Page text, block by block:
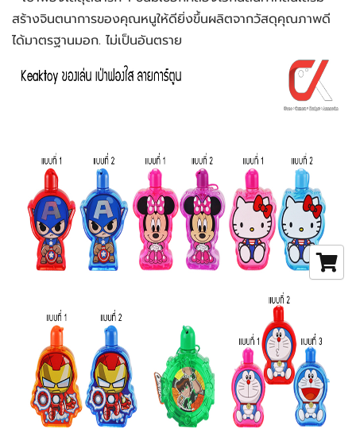
สร้างจินตนาการของคุณหนูให้ดียิ่งขึ้นผลิตจากวัสดุคุณภาพดี
ได้มาตรฐานมอก. ไม่เป็นอันตราย